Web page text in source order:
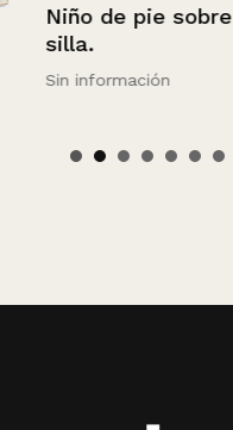
Niño de pie sobre una
silla.
Sin información